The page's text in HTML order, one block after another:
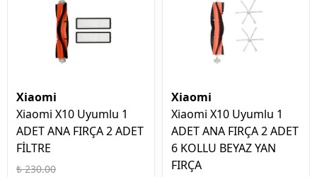
Xiaomi
Xiaomi X10 Uyumlu 1
ADET ANA FIRÇA 2 ADET
FİLTRE
₺ 230.00
Xiaomi
Xiaomi X10 Uyumlu 1
ADET ANA FIRÇA 2 ADET
6 KOLLU BEYAZ YAN
FIRÇA